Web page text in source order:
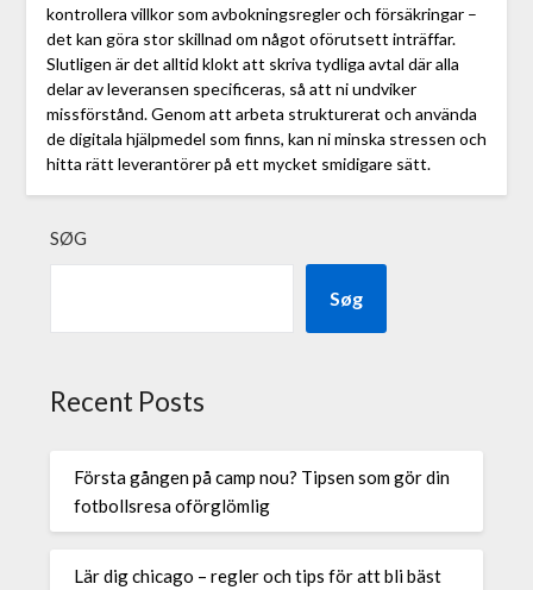
kontrollera villkor som avbokningsregler och försäkringar –
det kan göra stor skillnad om något oförutsett inträffar.
Slutligen är det alltid klokt att skriva tydliga avtal där alla
delar av leveransen specificeras, så att ni undviker
missförstånd. Genom att arbeta strukturerat och använda
de digitala hjälpmedel som finns, kan ni minska stressen och
hitta rätt leverantörer på ett mycket smidigare sätt.
SØG
Søg
Recent Posts
Första gången på camp nou? Tipsen som gör din
fotbollsresa oförglömlig
Lär dig chicago – regler och tips för att bli bäst